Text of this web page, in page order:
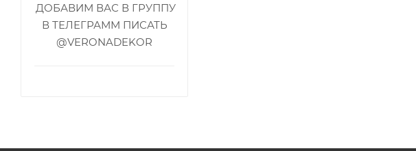
ДОБАВИМ ВАС В ГРУППУ
В ТЕЛЕГРАММ ПИСАТЬ
@VERONADEKOR